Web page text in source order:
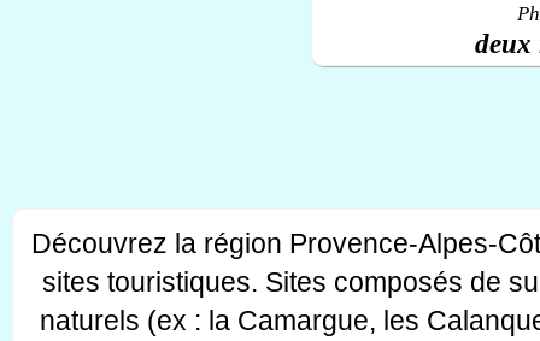
deux
Découvrez la région Provence-Alpes-
sites touristiques. Sites composés de
naturels (ex : la Camargue, les